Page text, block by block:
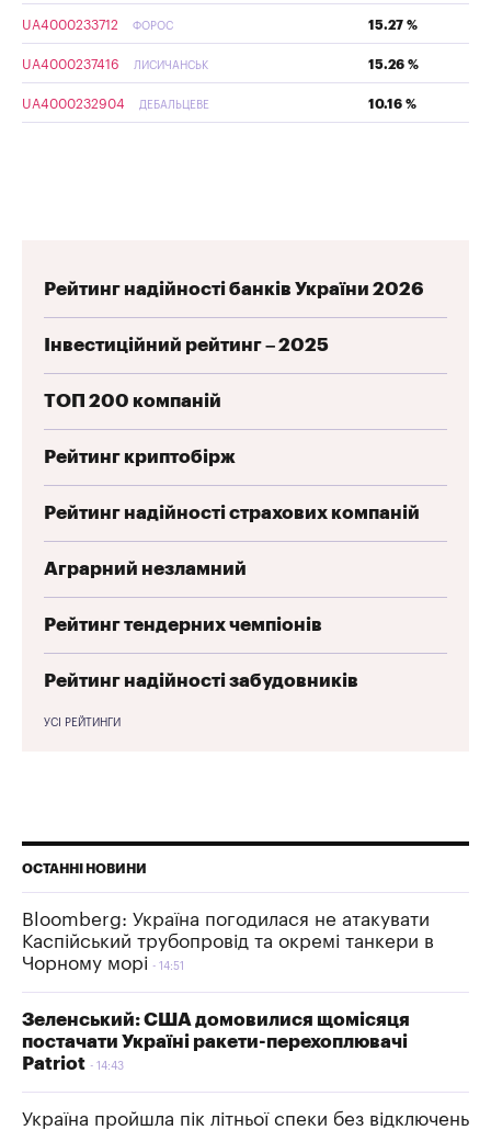
UA4000233712 ФОРОС 15.27 %
UA4000237416 ЛИСИЧАНСЬК 15.26 %
UA4000232904 ДЕБАЛЬЦЕВЕ 10.16 %
Рейтинг надійності банків України 2026
Інвестиційний рейтинг – 2025
ТОП 200 компаній
Рейтинг криптобірж
Рейтинг надійності страхових компаній
Аграрний незламний
Рейтинг тендерних чемпіонів
Рейтинг надійності забудовників
УСІ РЕЙТИНГИ
ОСТАННІ НОВИНИ
Bloomberg: Україна погодилася не атакувати
Каспійський трубопровід та окремі танкери в
Чорному морі
14:51
Зеленський: США домовилися щомісяця
постачати Україні ракети-перехоплювачі
Patriot
14:43
Україна пройшла пік літньої спеки без відключень